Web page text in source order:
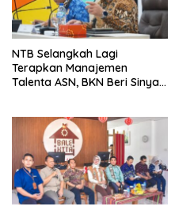
NTB Selangkah Lagi
Terapkan Manajemen
Talenta ASN, BKN Beri Sinyal